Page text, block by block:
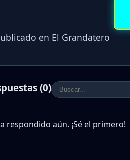
en El Grandatero
(0)
respondido aún. ¡Sé el primero!